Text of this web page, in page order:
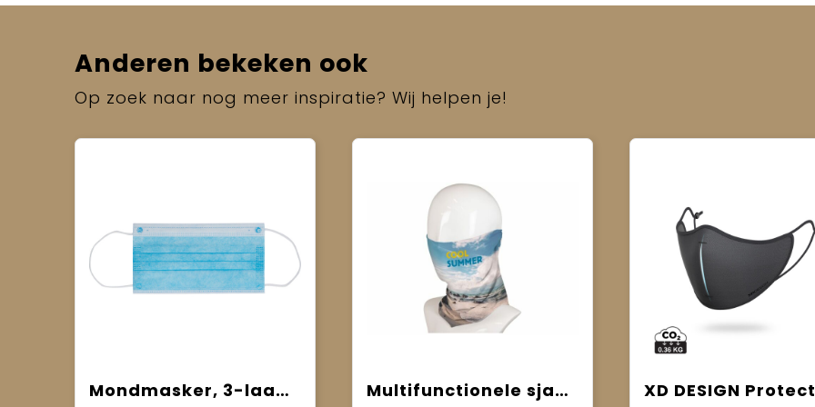
Anderen bekeken ook
Op zoek naar nog meer inspiratie? Wij helpen je!
Mondmasker, 3-laags voor 1 malig gebruik Multifunctionele sjaal custom-made